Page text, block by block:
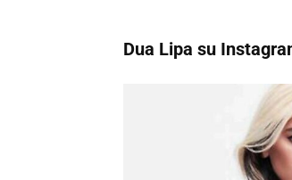
Dua Lipa su